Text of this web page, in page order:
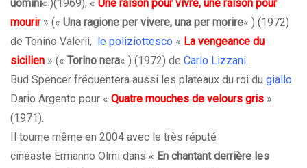
uomini« )(1969), « Une raison pour vivre, une raison pour
mourir» (« Una ragione per vivere, una per morire« ) (1972)
de Tonino Valerii,
le poliziottesco « La vengeance du
sicilien » (« Torino nera« ) (1972) de Carlo Lizzani.
Bud Spencer fréquentera aussi les plateaux du roi du giallo
Dario Argento pour « Quatre mouches de velours gris »
(1971).
Il tourne même en 2004 avec le très réputé
cinéaste Ermanno Olmi dans « En chantant derrière les